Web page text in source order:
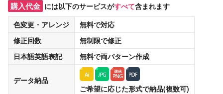
購入代金 には以下のサービスがすべて含まれます
色変更・アレンジ
無料で対応
修正回数
無制限で修正
日本語英語表記
無料で両パターン作成
データ納品
ご希望に応じた形式で納品(複数可)